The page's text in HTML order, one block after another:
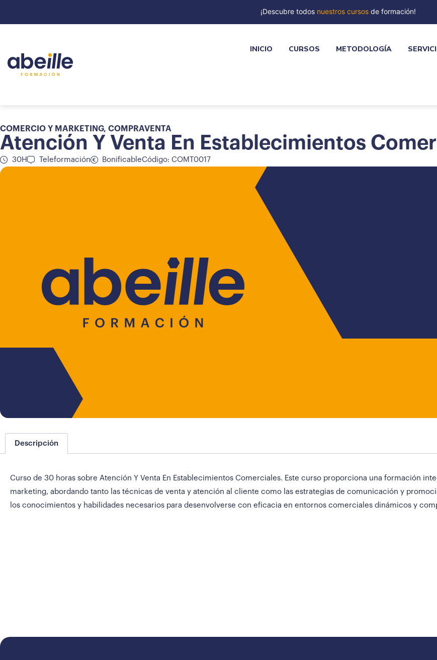
¡Descubre todos nuestros cursosde formación!
INICIO CURSOS METODOLOGÍA
COMERCIO Y MARKETING, COMPRAVENTA
Atención Y Venta En Establecimientos
30H Teleformación BonificableCódigo: COMT0017
Descripción
Curso de 30 horas sobre Atención Y Venta En Establecimientos Comerciales. Este curso proporciona una formación
marketing, abordando tanto las técnicas de venta y atención al cliente como las estrategias de comunicación y
los conocimientos y habilidades necesarios para desenvolverse con eficacia en entornos comerciales dinámicos y